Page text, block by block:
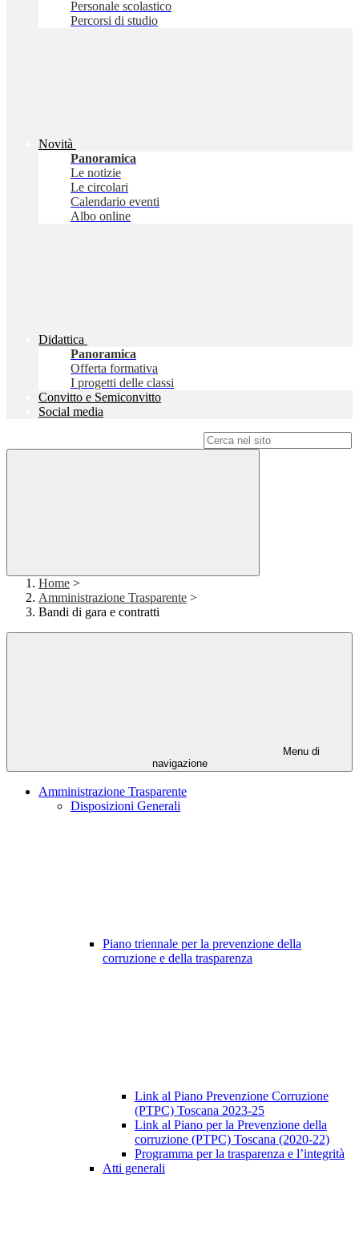
Personale scolastico
Percorsi di studio
Novità
Panoramica
Le notizie
Le circolari
Calendario eventi
Albo online
Didattica
Panoramica
Offerta formativa
I progetti delle classi
Convitto e Semiconvitto
Social media
Home >
Amministrazione Trasparente >
Bandi di gara e contratti
Menu di
navigazione
Amministrazione Trasparente
Disposizioni Generali
Piano triennale per la prevenzione della
corruzione e della trasparenza
Link al Piano Prevenzione Corruzione
(PTPC) Toscana 2023-25
Link al Piano per la Prevenzione della
corruzione (PTPC) Toscana (2020-22)
Programma per la trasparenza e l’integrità
Atti generali